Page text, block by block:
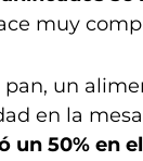
muy
pan, un
en la
un 50% en